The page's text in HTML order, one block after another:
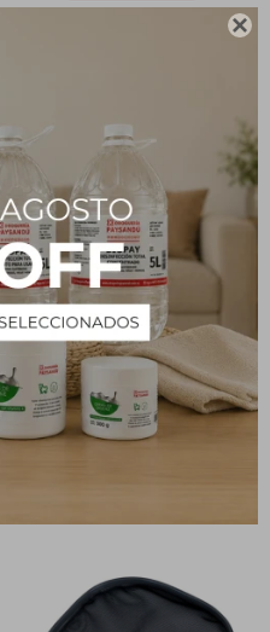

Clip repuesto soporte
mango
$ 61